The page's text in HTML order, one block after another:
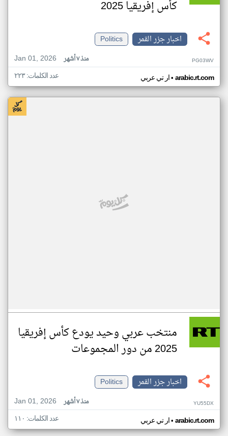
كأس إفريقيا 2025
اخبار جزر القمر
Politics
Jan 01, 2026
منذ ٧ أشهر PG03WV
ار تي عربي• arabic.rt.com عدد الكلمات: ٢٢٣
منتخب عربي وحيد يودع كأس إفريقيا
2025 من دور المجموعات
اخبار جزر القمر
Politics
Jan 01, 2026
منذ ٧ أشهر YU55DX
ار تي عربي• arabic.rt.com عدد الكلمات: ١١٠